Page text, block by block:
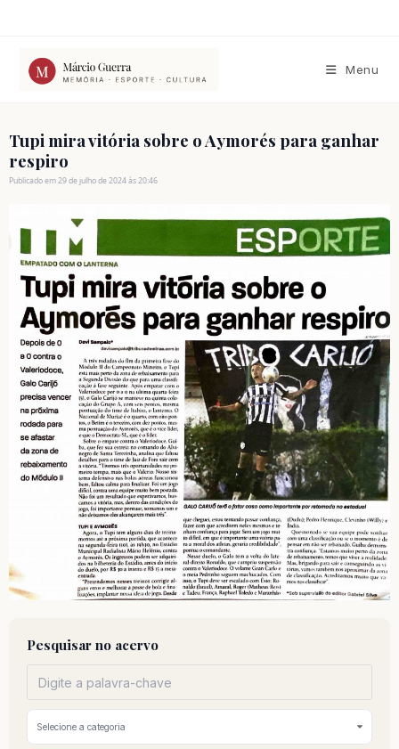
conteúdo
Menu
Tupi mira vitória sobre o Aymorés para ganhar
respiro
Publicado em 29 de julho de 2024 às 20:46
Pesquisar no acervo